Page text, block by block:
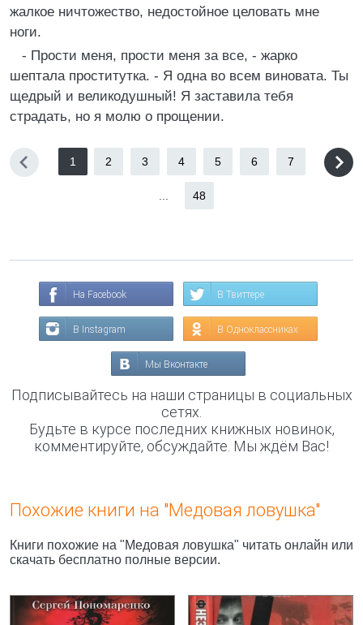
жалкое ничтожество, недостойное целовать мне
ноги.
- Прости меня, прости меня за все, - жарко
шептала проститутка. - Я одна во всем виновата. Ты
щедрый и великодушный! Я заставила тебя
страдать, но я молю о прощении.
1 2 3 4 5 6 7
48
На Facebook В Твиттере
В Instagram В Одноклассниках
Мы Вконтакте
Подписывайтесь на наши страницы в социальных
сетях.
Будьте в курсе последних книжных новинок,
комментируйте, обсуждайте. Мы ждём Вас!
Похожие книги на "Медовая ловушка"
Книги похожие на "Медовая ловушка" читать онлайн или
скачать бесплатно полные версии.